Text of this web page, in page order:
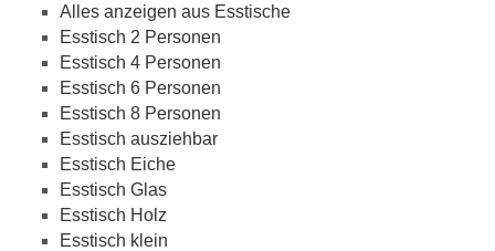
Alles anzeigen aus Esstische
Esstisch 2 Personen
Esstisch 4 Personen
Esstisch 6 Personen
Esstisch 8 Personen
Esstisch ausziehbar
Esstisch Eiche
Esstisch Glas
Esstisch Holz
Esstisch klein